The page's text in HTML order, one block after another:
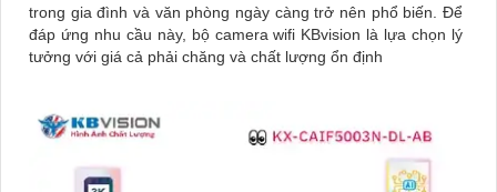
trong gia đình và văn phòng ngày càng trở nên phổ biến. Để
đáp ứng nhu cầu này, bộ camera wifi KBvision là lựa chọn lý
tưởng với giá cả phải chăng và chất lượng ổn định